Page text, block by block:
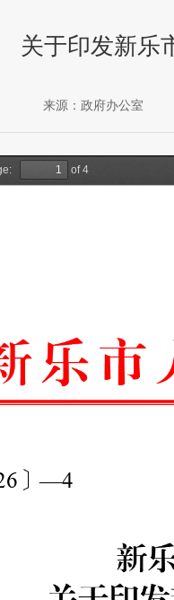
关于印发新乐
来源：政府办公室